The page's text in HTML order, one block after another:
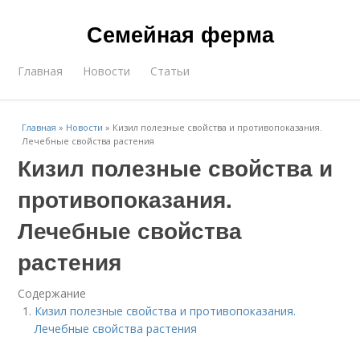
Семейная ферма
Главная Новости Статьи
Главная » Новости » Кизил полезные свойства и противопоказания.
Лечебные свойства растения
Кизил полезные свойства и
противопоказания.
Лечебные свойства
растения
Содержание
Кизил полезные свойства и противопоказания.
Лечебные свойства растения